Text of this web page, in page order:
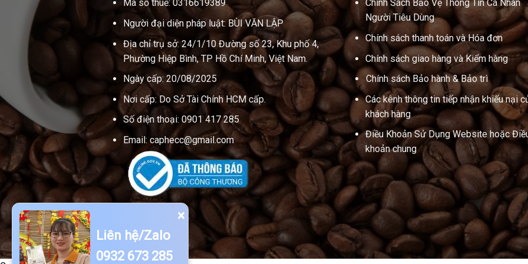
Mã số thuế: 0316619389
Người đại diện pháp luật: BÙI VĂN LẬP
Địa chỉ trụ sở: 24/1/10 Đường số 23, Khu phố 4,
Phường Hiệp Bình, TP Hồ Chí Minh, Việt Nam.
Ngày cấp: 20/08/2025
Nơi cấp: Do Sở Tài Chính HCM cấp.
Số điện thoại: 0901 417 285
Email: caphecc@gmail.com
Chính Sách Bảo Vệ Thông Tin Cá Nhân
Người Tiêu Dùng
Chính sách thanh toán và Hóa đơn
Chính sách giao hàng và Kiểm hàng
Chính sách Bảo hành & Bảo trì
Các kênh thông tin tiếp nhận khiếu nại
khách hàng
Điều Khoản Sử Dụng Website hoặc
khoản chung
×
Liên hệ/Zalo
0932 673 285